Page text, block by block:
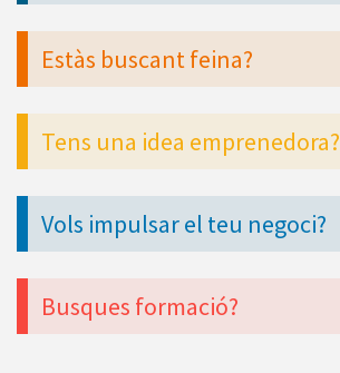
Estàs buscant feina?
Tens una idea emprenedora?
Vols impulsar el teu negoci?
Busques formació?